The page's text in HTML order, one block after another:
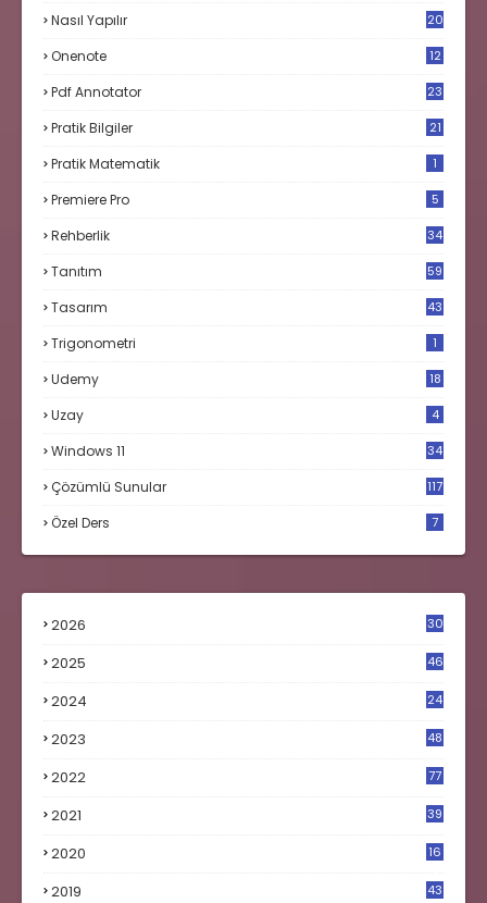
Nasıl Yapılır 20
Onenote 12
Pdf Annotator 23
Pratik Bilgiler 21
Pratik Matematik 1
Premiere Pro 5
Rehberlik 34
Tanıtım 59
Tasarım 43
Trigonometri 1
Udemy 18
Uzay 4
Windows 11 34
Çözümlü Sunular 117
Özel Ders 7
2026 30
2025 46
2024 24
2023
48
2022 77
2021 39
2020
16
2019
43